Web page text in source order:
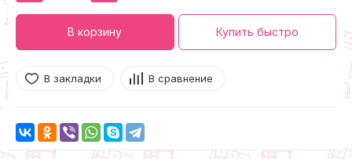
В корзину Купить быстро
В закладки В сравнение